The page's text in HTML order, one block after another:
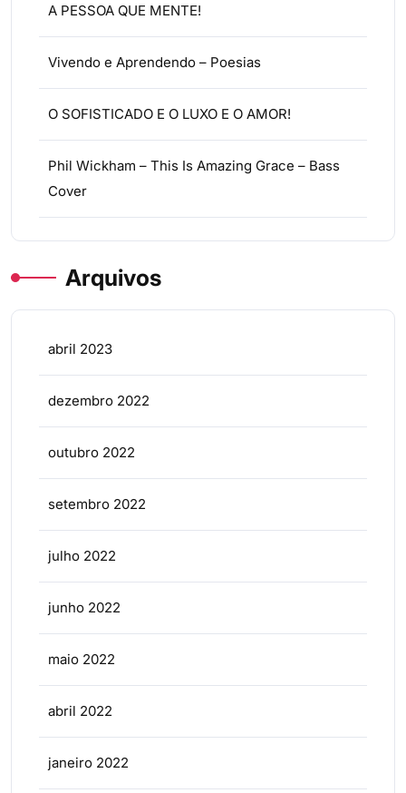
A PESSOA QUE MENTE!
Vivendo e Aprendendo – Poesias
O SOFISTICADO E O LUXO E O AMOR!
Phil Wickham – This Is Amazing Grace – Bass
Cover
Arquivos
abril 2023
dezembro 2022
outubro 2022
setembro 2022
julho 2022
junho 2022
maio 2022
abril 2022
janeiro 2022